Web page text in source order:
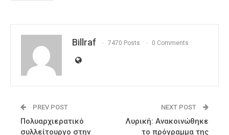
Billraf 7470 Posts 0 Comments
PREV POST
Πολυαρχιερατικό
συλλείτουργο στην
NEXT POST
Λυρική: Ανακοινώθηκε
το πρόγραμμα της